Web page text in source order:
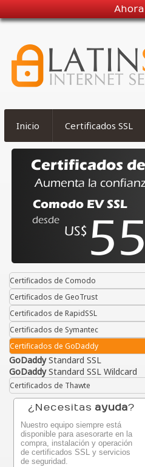
Inicio Certificados SSL
Certificados de Comodo
Certificados de GeoTrust
Certificados de RapidSSL
Certificados de Symantec
Certificados de GoDaddy
GoDaddyStandard SSL
GoDaddyStandard SSL Wildcard
Certificados de Thawte
¿Necesitas ayuda?
Nuestro equipo siempre está
disponible para asesorarte en la
compra, instalación y operación
de certificados SSL y servicios
de seguridad.